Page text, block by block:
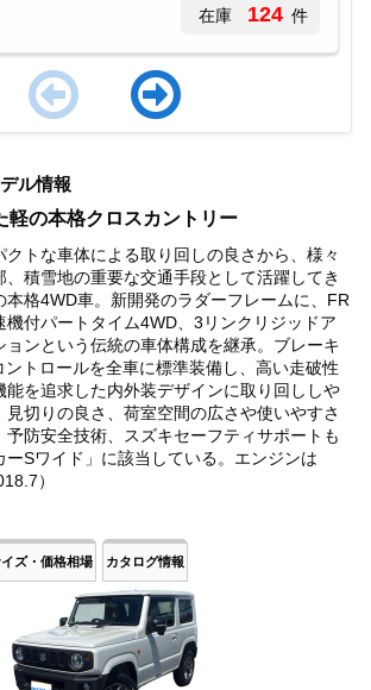
在庫 124 件
ル情報
軽の本格クロスカントリー
クトな車体による取り回しの良さから、様々
、積雪地の重要な交通手段として活躍してき
本格4WD車。新開発のラダーフレームに、FR
機付パートタイム4WD、3リンクリジッドア
ョンという伝統の車体構成を継承。ブレーキ
ントロールを全車に標準装備し、高い走破性
能を追求した内外装デザインに取り回ししや
切りの良さ、荷室空間の広さや使いやすさ
予防安全技術、スズキセーフティサポートも
ーSワイド」に該当している。エンジンは
）
ズ・価格相場 カタログ情報